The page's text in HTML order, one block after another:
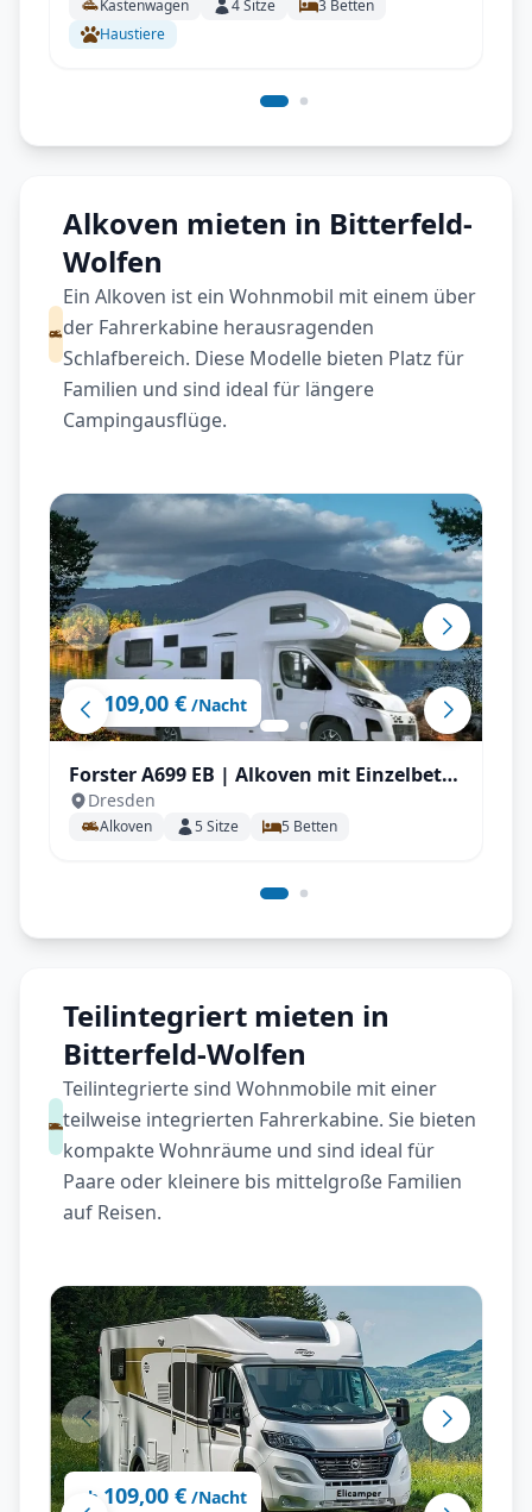
Kastenwagen 4Sitze 3 Betten
Haustiere
Alkoven mieten in Bitterfeld-
Wolfen
Ein Alkoven ist ein Wohnmobil mit einem über
der Fahrerkabine herausragenden
Schlafbereich. Diese Modelle bieten Platz für
Familien und sind ideal für längere
Campingausflüge.
ab 109,00 € /Nacht
Forster A699 EB | Alkoven mit Einzelbett
für bis zu 5 P.
Dresden
Alkoven 5Sitze 5 Betten
Teilintegriert mieten in
Bitterfeld-Wolfen
Teilintegrierte sind Wohnmobile mit einer
teilweise integrierten Fahrerkabine. Sie bieten
kompakte Wohnräume und sind ideal für
Paare oder kleinere bis mittelgroße Familien
auf Reisen.
ab 109,00 € /Nacht